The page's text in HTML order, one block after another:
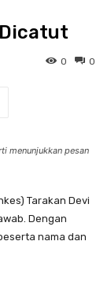
0
0
menunjukkan pesan
Tarakan Devi
Dengan
nama dan